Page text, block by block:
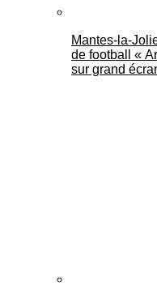
Mantes-la-
de football «
sur grand